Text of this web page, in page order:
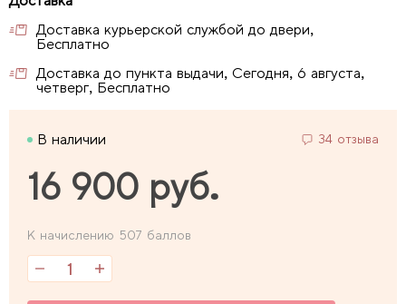
Доставка курьерской службой до двери,
Бесплатно
Доставка до пункта выдачи, Сегодня, 6 августа,
четверг, Бесплатно
В наличии 34 отзыва
16 900 руб.
К начислению 507 баллов